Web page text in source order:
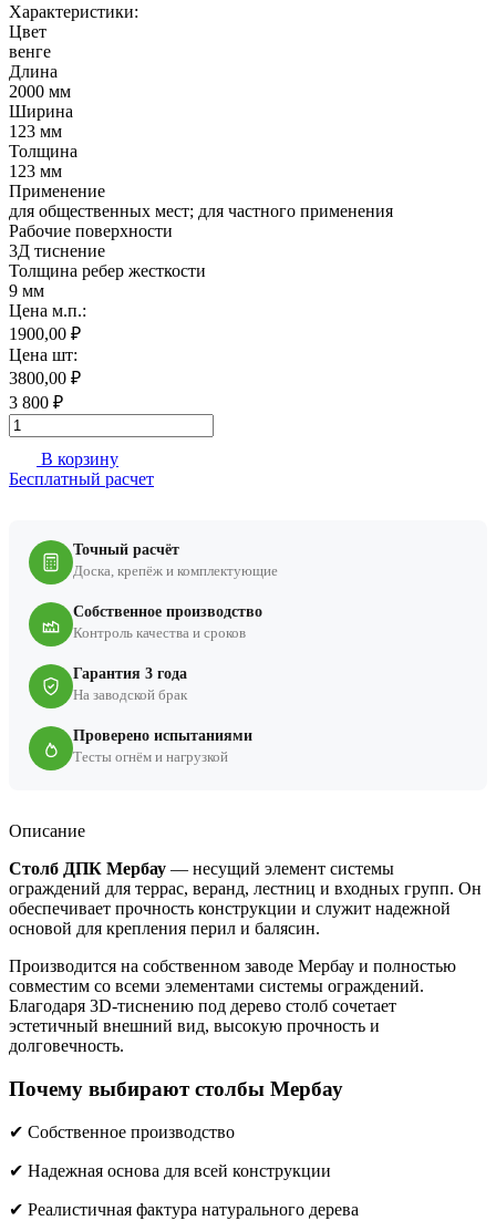
Характеристики:
Цвет
венге
Длина
2000 мм
Ширина
123 мм
Толщина
123 мм
Применение
для общественных мест; для частного применения
Рабочие поверхности
3Д тиснение
Толщина ребер жесткости
9 мм
Цена м.п.:
1900,00 ₽
Цена шт:
3800,00 ₽
3 800 ₽
В корзину
Бесплатный расчет
Точный расчёт
Доска, крепёж и комплектующие
Собственное производство
Контроль качества и сроков
Гарантия 3 года
На заводской брак
Проверено испытаниями
Тесты огнём и нагрузкой
Описание
Столб ДПК Мербау — несущий элемент системы
ограждений для террас, веранд, лестниц и входных групп. Он
обеспечивает прочность конструкции и служит надежной
основой для крепления перил и балясин.
Производится на собственном заводе Мербау и полностью
совместим со всеми элементами системы ограждений.
Благодаря 3D-тиснению под дерево столб сочетает
эстетичный внешний вид, высокую прочность и
долговечность.
Почему выбирают столбы Мербау
✔ Собственное производство
✔ Надежная основа для всей конструкции
✔ Реалистичная фактура натурального дерева